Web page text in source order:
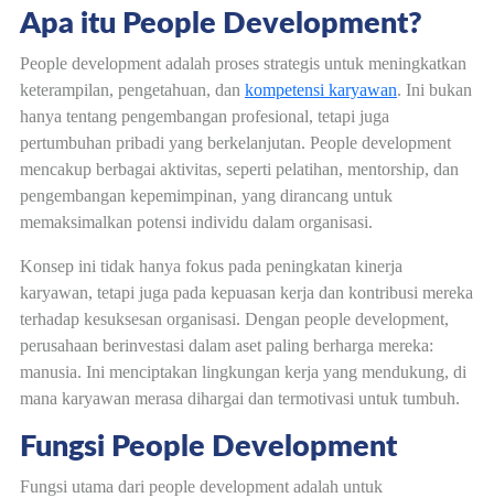
Apa itu People Development?
People development adalah proses strategis untuk meningkatkan
keterampilan, pengetahuan, dan kompetensi karyawan. Ini bukan
hanya tentang pengembangan profesional, tetapi juga
pertumbuhan pribadi yang berkelanjutan. People development
mencakup berbagai aktivitas, seperti pelatihan, mentorship, dan
pengembangan kepemimpinan, yang dirancang untuk
memaksimalkan potensi individu dalam organisasi.
Konsep ini tidak hanya fokus pada peningkatan kinerja
karyawan, tetapi juga pada kepuasan kerja dan kontribusi mereka
terhadap kesuksesan organisasi. Dengan people development,
perusahaan berinvestasi dalam aset paling berharga mereka:
manusia. Ini menciptakan lingkungan kerja yang mendukung, di
mana karyawan merasa dihargai dan termotivasi untuk tumbuh.
Fungsi People Development
Fungsi utama dari people development adalah untuk